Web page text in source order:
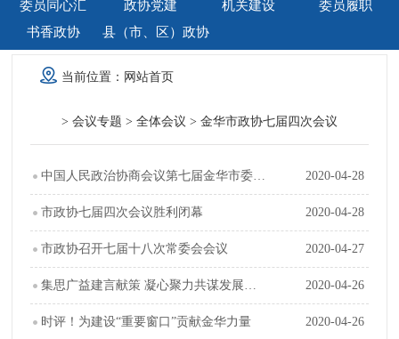
委员同心汇
政协党建 机关建设
委员履职
书香政协
县（市、区）政协
当前位置： 网站首页
>会议专题 >全体会议 >金华市政协七届四次会议
中国人民政治协商会议第七届金华市委员会第四次会议决议 2020-04-28
市政协七届四次会议胜利闭幕 2020-04-28
市政协召开七届十八次常委会会议 2020-04-27
集思广益建言献策 凝心聚力共谋发展——市政协七届四次会议大会发言摘登 2020-04-26
时评！为建设“重要窗口”贡献金华力量 2020-04-26